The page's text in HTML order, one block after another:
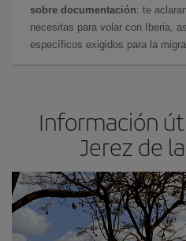
sobre documentación: te
necesitas para volar con Iberia,
específicos exigidos para la
Información
Jerez de